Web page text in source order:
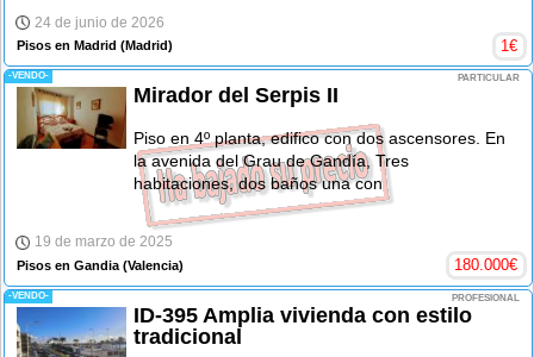
24 de junio de 2026
Pisos en Madrid (Madrid) 1€
-VENDO- PARTICULAR
Mirador del Serpis II
Piso en 4º planta, edifico con dos ascensores. En
la avenida del Grau de Gandía, Tres
habitaciones, dos baños una con
19 de marzo de 2025
Pisos en Gandia (Valencia) 180.000€
-VENDO- PROFESIONAL
ID-395 Amplia vivienda con estilo
tradicional